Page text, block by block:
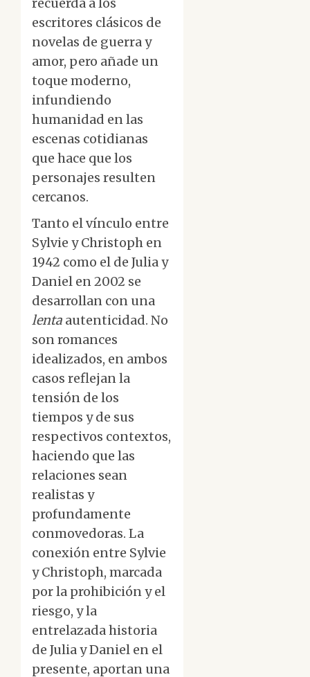
recuerda a los
escritores clásicos de
novelas de guerra y
amor, pero añade un
toque moderno,
infundiendo
humanidad en las
escenas cotidianas
que hace que los
personajes resulten
cercanos.
Tanto el vínculo entre
Sylvie y Christoph en
1942 como el de Julia y
Daniel en 2002 se
desarrollan con una
lenta autenticidad. No
son romances
idealizados, en ambos
casos reflejan la
tensión de los
tiempos y de sus
respectivos contextos,
haciendo que las
relaciones sean
realistas y
profundamente
conmovedoras. La
conexión entre Sylvie
y Christoph, marcada
por la prohibición y el
riesgo, y la
entrelazada historia
de Julia y Daniel en el
presente, aportan una